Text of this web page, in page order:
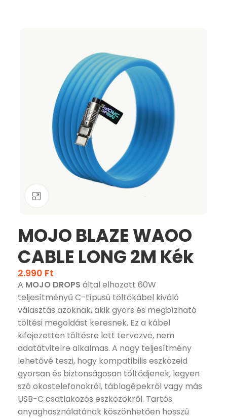
MOJO BLAZE WAOO
CABLE LONG 2M Kék
2.990 Ft
A MOJO DROPS által elhozott 60W
teljesítményű C-típusú töltőkábel kiváló
választás azoknak, akik gyors és megbízható
töltési megoldást keresnek. Ez a kábel
kifejezetten töltésre lett tervezve, nem
adatátvitelre alkalmas. A nagy teljesítmény
lehetővé teszi, hogy kompatibilis eszközeid
gyorsan és biztonságosan töltődjenek, legyen
szó okostelefonokról, táblagépekről vagy más
USB-C csatlakozós eszközökről. Tartós
anyaghasználatának köszönhetően hosszú